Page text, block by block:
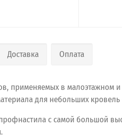
Доставка Оплата
применяемых в малоэтажном
для небольших
с самой большой